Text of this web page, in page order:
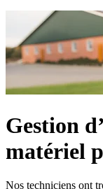
Gestion
matériel
Nos techniciens ont